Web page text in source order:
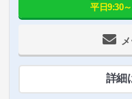
平日9:30
詳細